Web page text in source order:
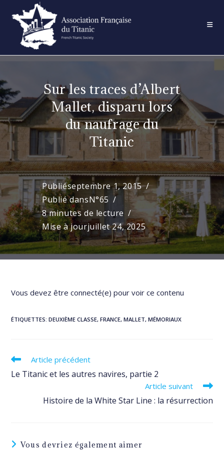
content
Sur les traces d’Albert
Mallet, disparu lors
du naufrage du
Titanic
Publiéseptembre 1, 2015
Publié dansN°65
8 minutes de lecture
Mise à jourjuillet 24, 2025
Vous devez être connecté(e) pour voir ce contenu
ÉTIQUETTES:DEUXIÈME CLASSE, FRANCE, MALLET, MÉMORIAUX
Read
articles
Article précédent
Le Titanic et les autres navires, partie 2
Article suivant
Histoire de la White Star Line : la résurrection
Vous devriez également aimer